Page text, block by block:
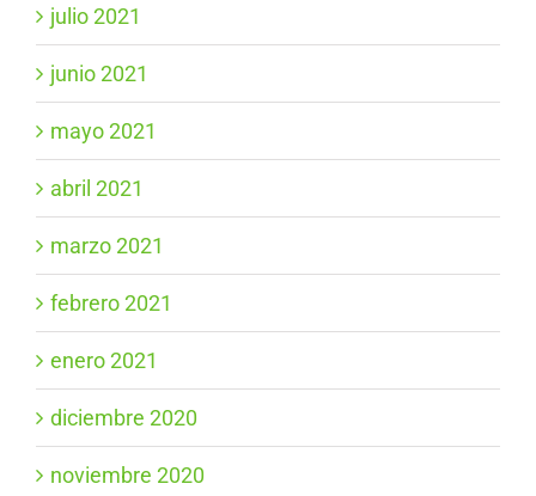
julio 2021
junio 2021
mayo 2021
abril 2021
marzo 2021
febrero 2021
enero 2021
diciembre 2020
noviembre 2020